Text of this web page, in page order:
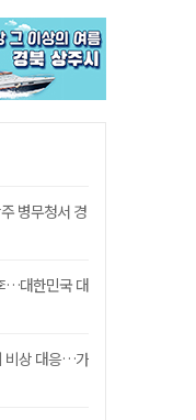
병무청서 경
…대한민국 대
비상 대응…가